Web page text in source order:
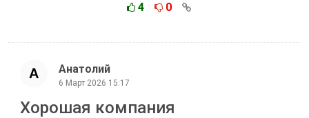
4 0
Анатолий
6 Март 2026 15:17
Хорошая компания